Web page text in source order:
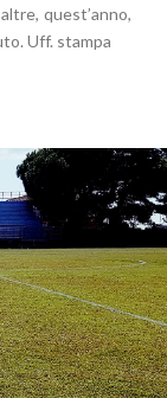
quest’anno,
Uff. stampa